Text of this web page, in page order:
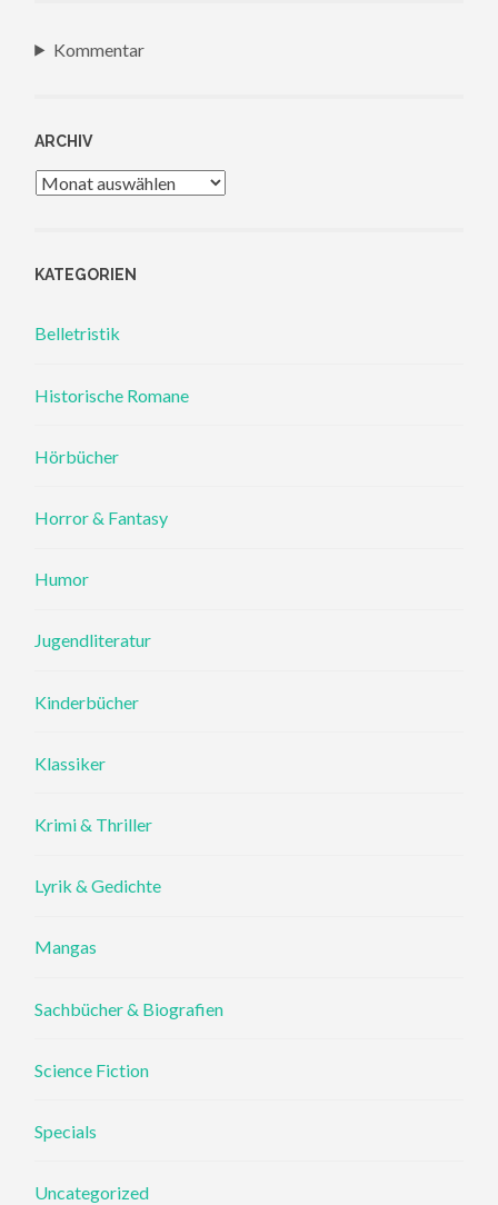
Kommentar
ARCHIV
Archiv
KATEGORIEN
Belletristik
Historische Romane
Hörbücher
Horror & Fantasy
Humor
Jugendliteratur
Kinderbücher
Klassiker
Krimi & Thriller
Lyrik & Gedichte
Mangas
Sachbücher & Biografien
Science Fiction
Specials
Uncategorized